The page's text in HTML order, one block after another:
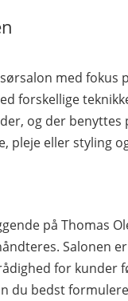
med fokus
forskellige
og der
pleje eller styling
på Thomas
Salonen
for kunder
du bedst